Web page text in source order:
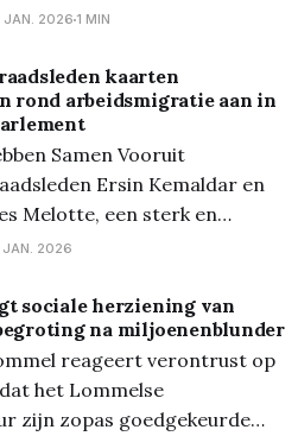
werd het
geschorst. De
stelt: “Graag een
hoe het verschil van
tussen deze startbedragen
want deze afwijking
JAN. 2026 1 MIN
kaarten
rond arbeidsmigratie aan in
Samen Vooruit
Ersin Kemaldar en
Melotte, een sterk en
gehad met Kathleen
van arbeidsmigratie,
voor
toezicht en
zowel voor de buurt als voor
Wordt dit niet
JAN. 2026
sociale herziening van
na miljoenenblunder
reageert verontrust op
het Lommelse
zijn zopas goedgekeurde